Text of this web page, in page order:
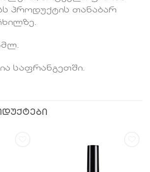
პროდუქტის თანაბარ
საფრანგეთში.
დამატება